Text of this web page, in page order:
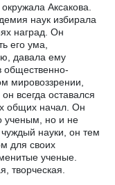
Аксакова.
наук избирала
наград. Он
его ума,
давала ему
общественно-
мировоззрении,
всегда оставался
общих начал. Он
ученым, но и не
науки, он тем
для своих
ученые.
творческая.